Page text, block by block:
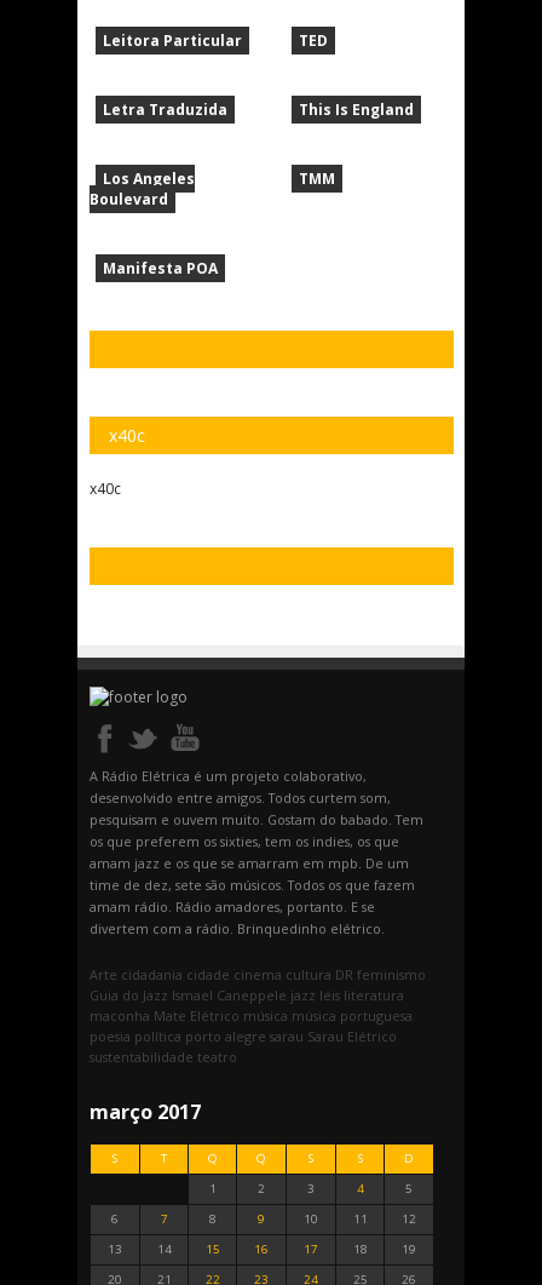
Leitora Particular
Letra Traduzida
Los Angeles
Boulevard
Manifesta POA
TED
This Is England
TMM
x40c
x40c
A Rádio Elétrica é um projeto colaborativo,
desenvolvido entre amigos. Todos curtem som,
pesquisam e ouvem muito. Gostam do babado. Tem
os que preferem os sixties, tem os indies, os que
amam jazz e os que se amarram em mpb. De um
time de dez, sete são músicos. Todos os que fazem
amam rádio. Rádio amadores, portanto. E se
divertem com a rádio. Brinquedinho elétrico.
Arte cidadania cidade cinema cultura DR feminismo
Guia do Jazz Ismael Caneppele jazz leis literatura
maconha Mate Elétrico música música portuguesa
poesia política porto alegre sarau Sarau Elétrico
sustentabilidade teatro
março 2017
S T Q Q S S
D
1
2 3 4
5
6
7 8 9 10 11
12
13
14 15 16 17 18
19
20
21 22 23 24 25 26